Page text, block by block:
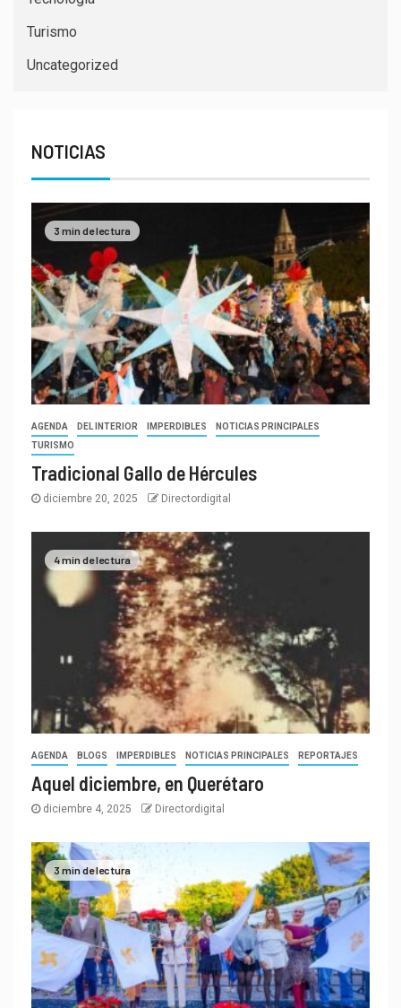
Turismo
Uncategorized
NOTICIAS
3 min de lectura
AGENDA DEL INTERIOR IMPERDIBLES
NOTICIAS PRINCIPALES
TURISMO
Tradicional Gallo de Hércules
diciembre 20, 2025 Directordigital
4 min de lectura
AGENDA BLOGS IMPERDIBLES NOTICIAS PRINCIPALES REPORTAJES
Aquel diciembre, en Querétaro
diciembre 4, 2025 Directordigital
3 min de lectura